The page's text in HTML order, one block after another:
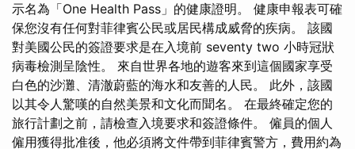
示名為「One Health Pass」的健康證明。 健康申報表可確
保您沒有任何對菲律賓公民或居民構成威脅的疾病。 該國
對美國公民的簽證要求是在入境前 seventy two 小時冠狀
病毒檢測呈陰性。 來自世界各地的遊客來到這個國家享受
白色的沙灘、清澈蔚藍的海水和友善的人民。 此外，該國
以其令人驚嘆的自然美景和文化而聞名。 在最終確定您的
旅行計劃之前，請檢查入境要求和簽證條件。 僱員的個人
僱用獲得批准後，他必須將文件帶到菲律賓警方，費用約為